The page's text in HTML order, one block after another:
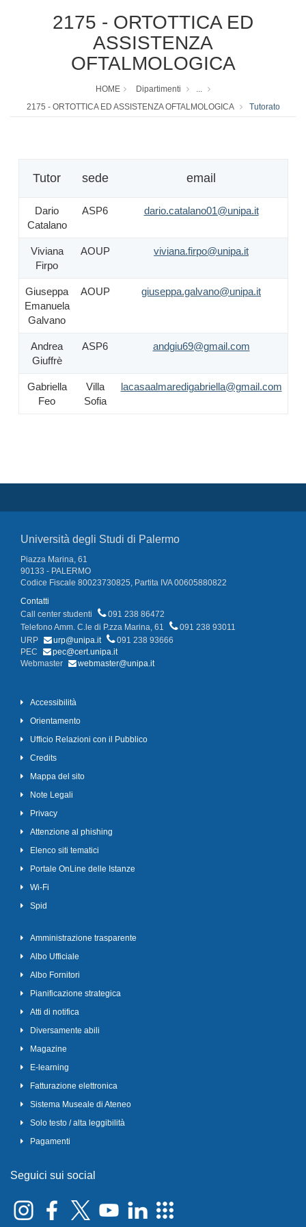
2175 - ORTOTTICA ED
ASSISTENZA
OFTALMOLOGICA
HOME Dipartimenti
...
2175 - ORTOTTICA ED ASSISTENZA OFTALMOLOGICA
Tutorato
Tutor sede email
Dario
Catalano
ASP6 dario.catalano01@unipa.it
Viviana
Firpo
AOUP viviana.firpo@unipa.it
Giuseppa
Emanuela
Galvano
AOUP giuseppa.galvano@unipa.it
Andrea
Giuffrè
ASP6 andgiu69@gmail.com
Gabriella
Feo
Villa
Sofia
lacasaalmaredigabriella@gmail.com
Università degli Studi di Palermo
Piazza Marina, 61
90133 - PALERMO
Codice Fiscale 80023730825, Partita IVA 00605880822
Contatti
Call center studenti
091 238 86472
Telefono Amm. C.le di P.zza Marina, 61
091 238 93011
URP
urp@unipa.it
091 238 93666
PEC
pec@cert.unipa.it
Webmaster
webmaster@unipa.it
Accessibilità
Orientamento
Ufficio Relazioni con il Pubblico
Credits
Mappa del sito
Note Legali
Privacy
Attenzione al phishing
Elenco siti tematici
Portale OnLine delle Istanze
Wi-Fi
Spid
Amministrazione trasparente
Albo Ufficiale
Albo Fornitori
Pianificazione strategica
Atti di notifica
Diversamente abili
Magazine
E-learning
Fatturazione elettronica
Sistema Museale di Ateneo
Solo testo / alta leggibilità
Pagamenti
Seguici sui social